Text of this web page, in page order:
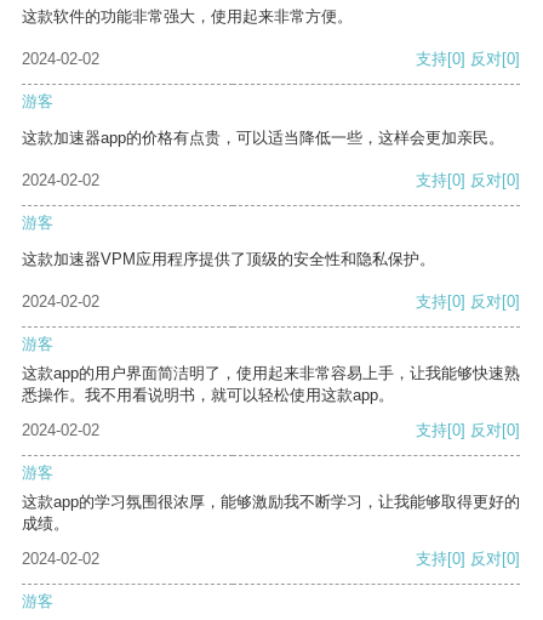
这款软件的功能非常强大，使用起来非常方便。
2024-02-02 支持[0] 反对[0]
游客
这款加速器app的价格有点贵，可以适当降低一些，这样会更加亲民。
2024-02-02 支持[0] 反对[0]
游客
这款加速器VPM应用程序提供了顶级的安全性和隐私保护。
2024-02-02 支持[0] 反对[0]
游客
这款app的用户界面简洁明了，使用起来非常容易上手，让我能够快速熟
悉操作。我不用看说明书，就可以轻松使用这款app。
2024-02-02
支持[0] 反对[0]
游客
这款app的学习氛围很浓厚，能够激励我不断学习，让我能够取得更好的
成绩。
2024-02-02
支持[0] 反对[0]
游客